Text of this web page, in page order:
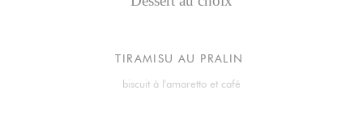
TIRAMISU AU PRALIN
biscuit à l'amaretto et café